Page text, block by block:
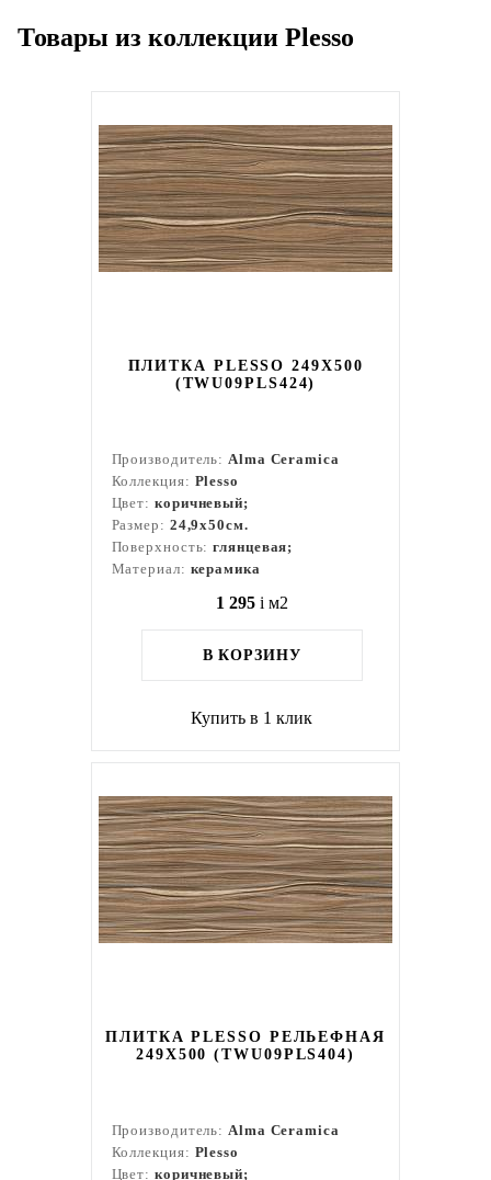
Товары из коллекции Plesso
ПЛИТКА PLESSO 249X500
(TWU09PLS424)
Производитель:Alma Ceramica
Коллекция: Plesso
Цвет: коричневый;
Размер: 24,9x50см.
Поверхность:глянцевая;
Материал: керамика
1 295 i м2
В КОРЗИНУ
Купить в 1 клик
ПЛИТКА PLESSO РЕЛЬЕФНАЯ
249X500 (TWU09PLS404)
Производитель:Alma Ceramica
Коллекция: Plesso
Цвет: коричневый;